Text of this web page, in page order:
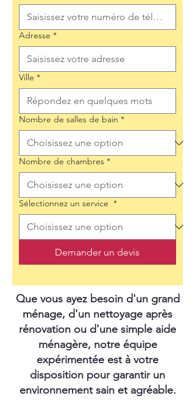
Adresse *
Ville *
Nombre de salles de bain *
Nombre de chambres *
Sélectionnez un service *
Demander un devis
Que vous ayez besoin d'un grand
ménage, d'un nettoyage après
rénovation ou d'une simple aide
ménagère, notre équipe
expérimentée est à votre
disposition pour garantir un
environnement sain et agréable.